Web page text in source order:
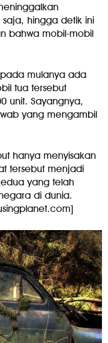
hingga detik ini
bahwa mobil-mobil
pada mulanya ada
tua tersebut
unit. Sayangnya,
yang mengambil
hanya menyisakan
tersebut menjadi
yang telah
di dunia.